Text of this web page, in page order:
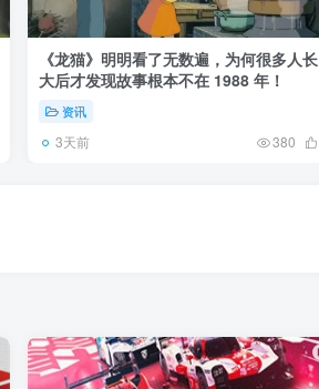
《龙猫》明明看了无数遍，为何很多人长
大后才发现故事根本不在 1988 年！
资讯
3天前 380